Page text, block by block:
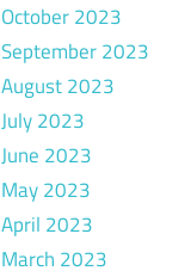
October 2023
September 2023
August 2023
July 2023
June 2023
May 2023
April 2023
March 2023